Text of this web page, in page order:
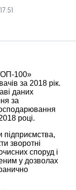
100»
за 2018 рік.
даних
за
році.
підприємства,
зворотні
споруд і
у дозволах